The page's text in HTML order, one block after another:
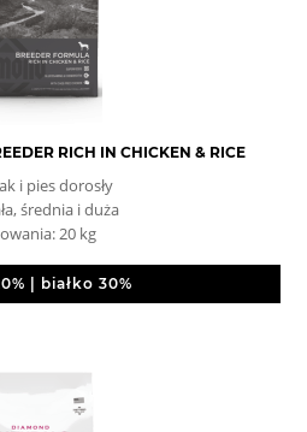
RICH IN CHICKEN & RICE
i pies dorosły
średnia i duża
20 kg
| białko 30%